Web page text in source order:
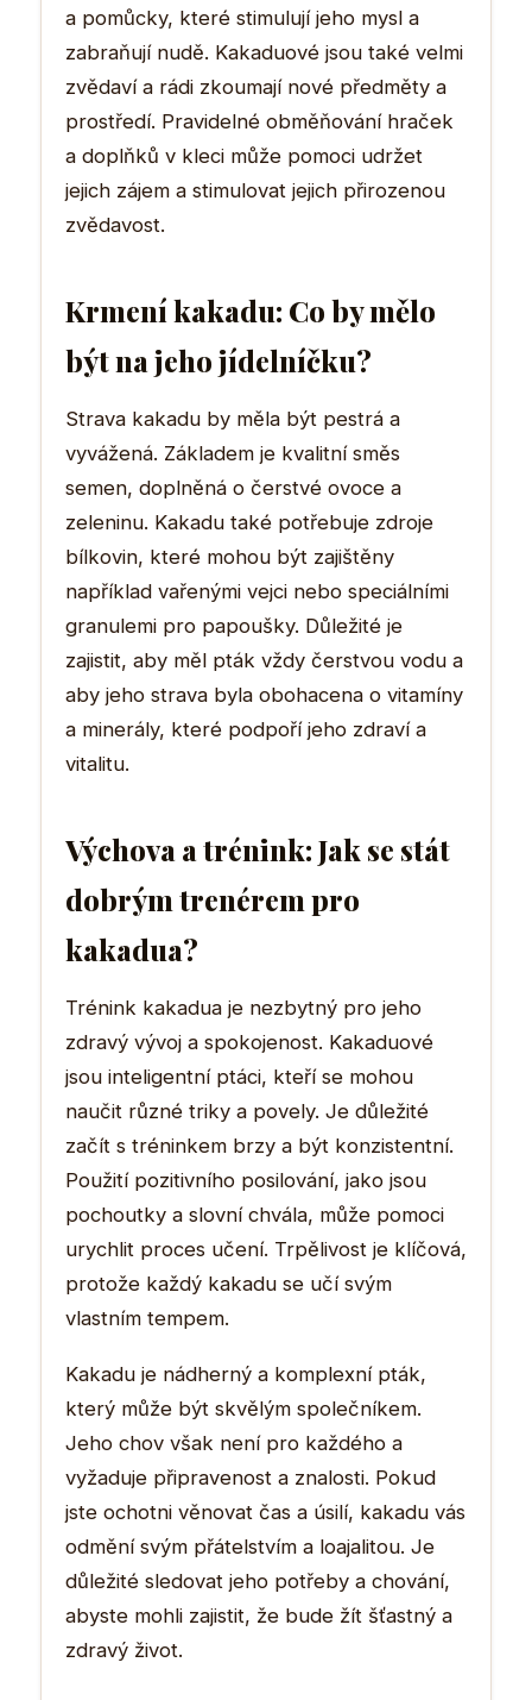
a pomůcky, které stimulují jeho mysl a
zabraňují nudě. Kakaduové jsou také velmi
zvědaví a rádi zkoumají nové předměty a
prostředí. Pravidelné obměňování hraček
a doplňků v kleci může pomoci udržet
jejich zájem a stimulovat jejich přirozenou
zvědavost.
Krmení kakadu: Co by mělo
být na jeho jídelníčku?
Strava kakadu by měla být pestrá a
vyvážená. Základem je kvalitní směs
semen, doplněná o čerstvé ovoce a
zeleninu. Kakadu také potřebuje zdroje
bílkovin, které mohou být zajištěny
například vařenými vejci nebo speciálními
granulemi pro papoušky. Důležité je
zajistit, aby měl pták vždy čerstvou vodu a
aby jeho strava byla obohacena o vitamíny
a minerály, které podpoří jeho zdraví a
vitalitu.
Výchova a trénink: Jak se stát
dobrým trenérem pro
kakadua?
Trénink kakadua je nezbytný pro jeho
zdravý vývoj a spokojenost. Kakaduové
jsou inteligentní ptáci, kteří se mohou
naučit různé triky a povely. Je důležité
začít s tréninkem brzy a být konzistentní.
Použití pozitivního posilování, jako jsou
pochoutky a slovní chvála, může pomoci
urychlit proces učení. Trpělivost je klíčová,
protože každý kakadu se učí svým
vlastním tempem.
Kakadu je nádherný a komplexní pták,
který může být skvělým společníkem.
Jeho chov však není pro každého a
vyžaduje připravenost a znalosti. Pokud
jste ochotni věnovat čas a úsilí, kakadu vás
odmění svým přátelstvím a loajalitou. Je
důležité sledovat jeho potřeby a chování,
abyste mohli zajistit, že bude žít šťastný a
zdravý život.